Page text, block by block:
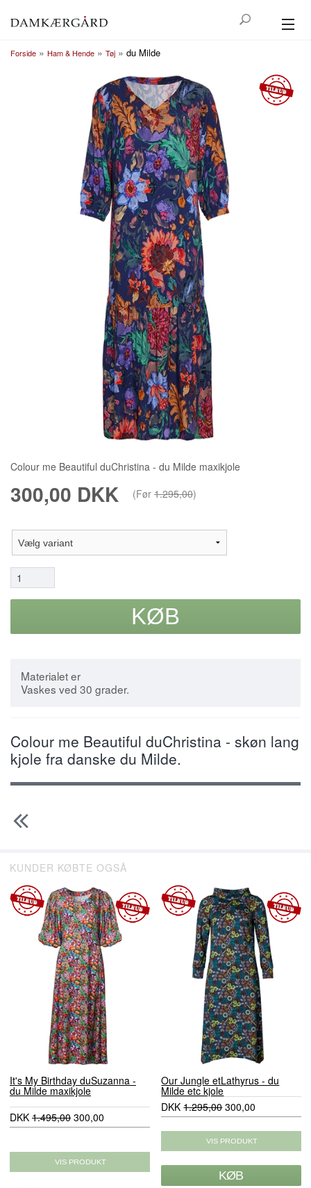
GREENGATE
Forside » Ham & Hende » Tøj » du Milde
Colour me Beautiful duChristina - du Milde maxikjole
300,00 DKK (Før 1.295,00)
Materialet er
Vaskes ved 30 grader.
Colour me Beautiful duChristina - skøn lang
kjole fra danske du Milde.
KUNDER KØBTE OGSÅ
It's My Birthday duSuzanna -
du Milde maxikjole
DKK 1.495,00 300,00
Our Jungle etLathyrus - du
Milde etc kjole
DKK 1.295,00300,00